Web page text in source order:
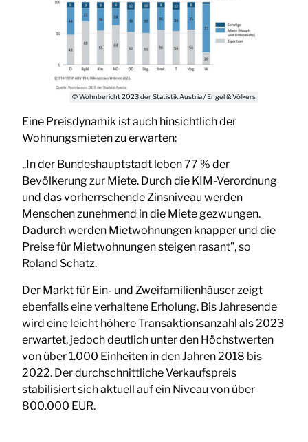
© Wohnbericht 2023 der Statistik Austria / Engel & Völkers
Eine Preisdynamik ist auch hinsichtlich der
Wohnungsmieten zu erwarten:
„In der Bundeshauptstadt leben 77 % der
Bevölkerung zur Miete. Durch die KIM-Verordnung
und das vorherrschende Zinsniveau werden
Menschen zunehmend in die Miete gezwungen.
Dadurch werden Mietwohnungen knapper und die
Preise für Mietwohnungen steigen rasant”, so
Roland Schatz.
Der Markt für Ein- und Zweifamilienhäuser zeigt
ebenfalls eine verhaltene Erholung. Bis Jahresende
wird eine leicht höhere Transaktionsanzahl als 2023
erwartet, jedoch deutlich unter den Höchstwerten
von über 1.000 Einheiten in den Jahren 2018 bis
2022. Der durchschnittliche Verkaufspreis
stabilisiert sich aktuell auf ein Niveau von über
800.000 EUR.